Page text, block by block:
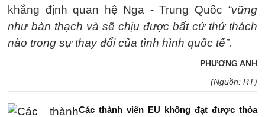
khẳng định quan hệ Nga - Trung Quốc “vững
như bàn thạch và sẽ chịu được bất cứ thử thách
nào trong sự thay đổi của tình hình quốc tế”.
PHƯƠNG ANH
(Nguồn: RT)
Các thành viên EU không đạt được thỏa